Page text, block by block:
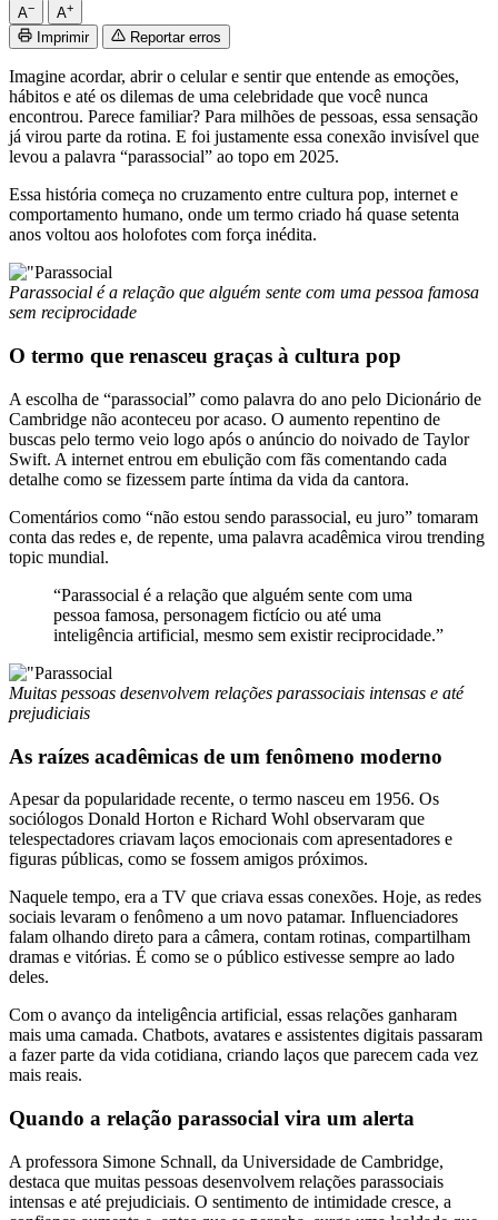
A− A+
Imprimir Reportar erros
Imagine acordar, abrir o celular e sentir que entende as emoções,
hábitos e até os dilemas de uma celebridade que você nunca
encontrou. Parece familiar? Para milhões de pessoas, essa sensação
já virou parte da rotina. E foi justamente essa conexão invisível que
levou a palavra “parassocial” ao topo em 2025.
Essa história começa no cruzamento entre cultura pop, internet e
comportamento humano, onde um termo criado há quase setenta
anos voltou aos holofotes com força inédita.
Parassocial é a relação que alguém sente com uma pessoa famosa
sem reciprocidade
O termo que renasceu graças à cultura pop
A escolha de “parassocial” como palavra do ano pelo Dicionário de
Cambridge não aconteceu por acaso. O aumento repentino de
buscas pelo termo veio logo após o anúncio do noivado de Taylor
Swift. A internet entrou em ebulição com fãs comentando cada
detalhe como se fizessem parte íntima da vida da cantora.
Comentários como “não estou sendo parassocial, eu juro” tomaram
conta das redes e, de repente, uma palavra acadêmica virou trending
topic mundial.
“Parassocial é a relação que alguém sente com uma
pessoa famosa, personagem fictício ou até uma
inteligência artificial, mesmo sem existir reciprocidade.”
Muitas pessoas desenvolvem relações parassociais intensas e até
prejudiciais
As raízes acadêmicas de um fenômeno moderno
Apesar da popularidade recente, o termo nasceu em 1956. Os
sociólogos Donald Horton e Richard Wohl observaram que
telespectadores criavam laços emocionais com apresentadores e
figuras públicas, como se fossem amigos próximos.
Naquele tempo, era a TV que criava essas conexões. Hoje, as redes
sociais levaram o fenômeno a um novo patamar. Influenciadores
falam olhando direto para a câmera, contam rotinas, compartilham
dramas e vitórias. É como se o público estivesse sempre ao lado
deles.
Com o avanço da inteligência artificial, essas relações ganharam
mais uma camada. Chatbots, avatares e assistentes digitais passaram
a fazer parte da vida cotidiana, criando laços que parecem cada vez
mais reais.
Quando a relação parassocial vira um alerta
A professora Simone Schnall, da Universidade de Cambridge,
destaca que muitas pessoas desenvolvem relações parassociais
intensas e até prejudiciais. O sentimento de intimidade cresce, a